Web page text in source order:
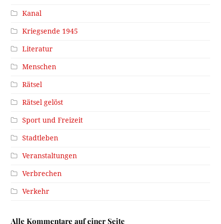
Kanal
Kriegsende 1945
Literatur
Menschen
Rätsel
Rätsel gelöst
Sport und Freizeit
Stadtleben
Veranstaltungen
Verbrechen
Verkehr
Alle Kommentare auf einer Seite